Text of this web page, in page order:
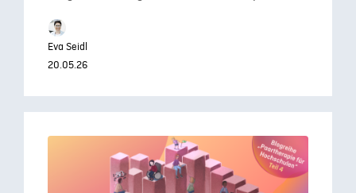
Eva Seidl
20.05.26